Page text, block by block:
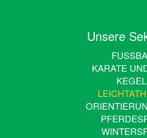
Unsere
KARATE